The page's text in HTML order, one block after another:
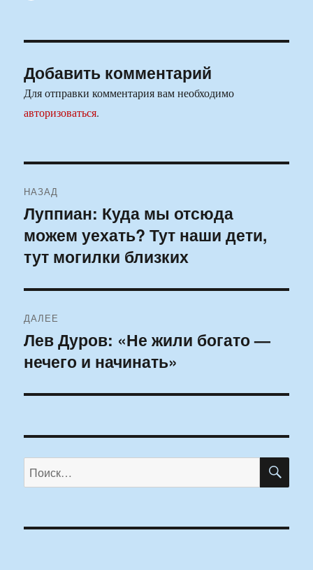
Добавить комментарий
Для отправки комментария вам необходимо
авторизоваться.
по
записям
НАЗАД
Предыдущая
запись:
Луппиан: Куда мы отсюда
можем уехать? Тут наши дети,
тут могилки близких
ДАЛЕЕ
Следующая
запись:
Лев Дуров: «Не жили богато —
нечего и начинать»
Искать: